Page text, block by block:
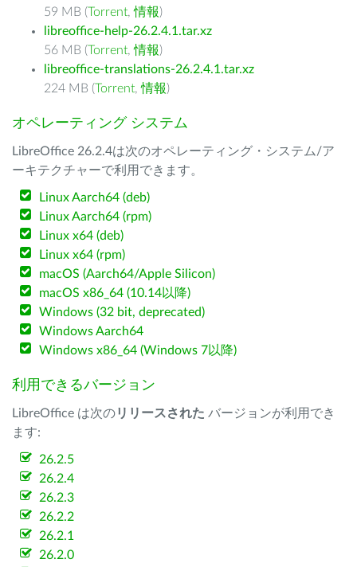
59 MB (Torrent,情報)
libreoffice-help-26.2.4.1.tar.xz
56 MB (Torrent,情報)
libreoffice-translations-26.2.4.1.tar.xz
224 MB (Torrent,情報)
オペレーティング システム
LibreOffice 26.2.4は次のオペレーティング・システム/ア
ーキテクチャーで利用できます。
Linux Aarch64 (deb)
Linux Aarch64 (rpm)
Linux x64 (deb)
Linux x64 (rpm)
macOS (Aarch64/Apple Silicon)
macOS x86_64 (10.14以降)
Windows (32 bit, deprecated)
Windows Aarch64
Windows x86_64 (Windows 7以降)
利用できるバージョン
LibreOffice は次のリリースされた バージョンが利用でき
ます:
26.2.5
26.2.4
26.2.3
26.2.2
26.2.1
26.2.0